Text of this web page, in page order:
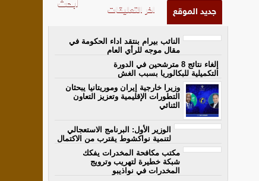
جديد الموقع اخر التعليقات
النائب بيرام بنتقد اداء الحكومة في
مقال موجه للرأي العام
إلغاء نتائج 8 مترشحين في الدورة
التكميلية للبكالوريا بسبب الغش
وزيرا خارجية إيران وموريتانيا يبحثان
التطورات الإقليمية وتعزيز التعاون
الثنائي
الوزير الأول: البرنامج الاستعجالي
لتنمية نواكشوط يقترب من الاكتمال
مكتب مكافحة المخدرات يفكك
شبكة خطيرة لتهريب وترويج
المخدرات في نواذيبو